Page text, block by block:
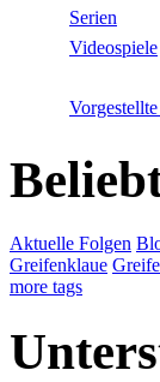
Serien
Videospiele
Aktuelle Folgen
Greifenklaue
more tags